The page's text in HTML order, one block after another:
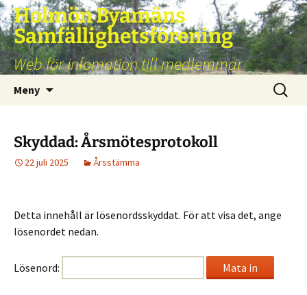
Hoppa
till
innehåll
Holmön Byamäns
Samfällighetsförening
Web för infomation till medlemmar
Meny
Sök
efter:
Skyddad: Årsmötesprotokoll
22 juli 2025 Årsstämma
Detta innehåll är lösenordsskyddat. För att visa det, ange
lösenordet nedan.
Lösenord: